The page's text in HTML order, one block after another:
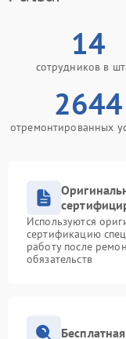
14
сотрудников в
2644
отремонтированных
Используются
сертификацию
работу после
обязательств